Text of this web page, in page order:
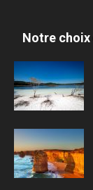
Notre